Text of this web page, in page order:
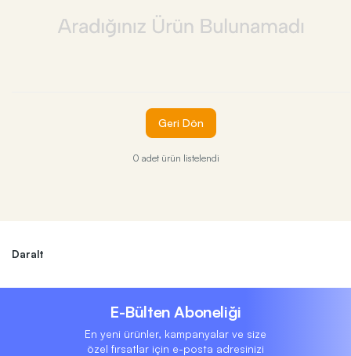
Geri Dön
0 adet ürün listelendi
Daralt
E-Bülten Aboneliği
En yeni ürünler, kampanyalar ve size
özel fırsatlar için e-posta adresinizi